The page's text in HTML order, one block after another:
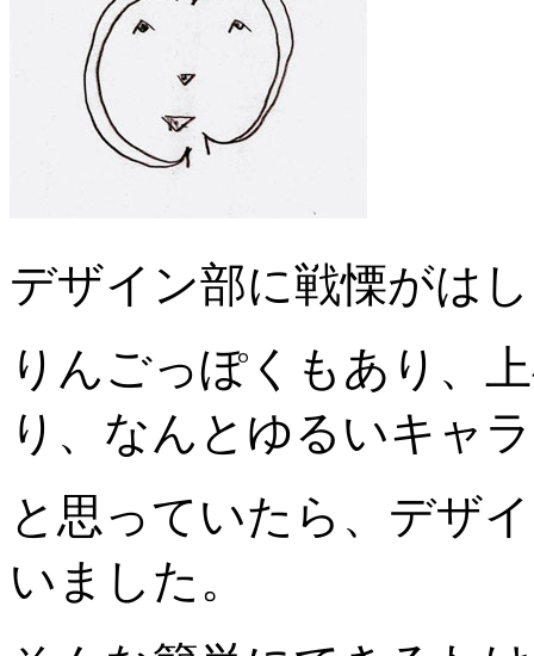
デザイン部に戦慄がは
りんごっぽくもあり、
り、なんとゆるいキャ
と思っていたら、デザ
いました。